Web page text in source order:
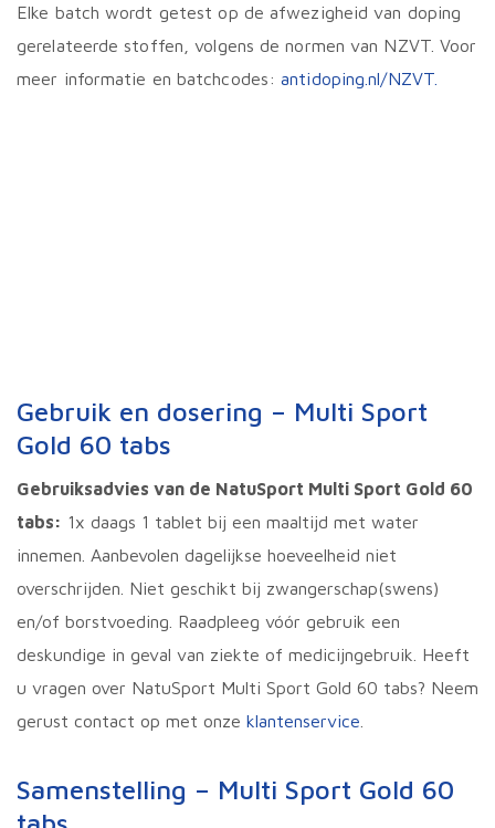
Elke batch wordt getest op de afwezigheid van doping
gerelateerde stoffen, volgens de normen van NZVT. Voor
meer informatie en batchcodes:antidoping.nl/NZVT.
Gebruik en dosering – Multi Sport
Gold 60 tabs
Gebruiksadvies van de NatuSport Multi Sport Gold 60
tabs: 1x daags 1 tablet bij een maaltijd met water
innemen. Aanbevolen dagelijkse hoeveelheid niet
overschrijden. Niet geschikt bij zwangerschap(swens)
en/of borstvoeding. Raadpleeg vóór gebruik een
deskundige in geval van ziekte of medicijngebruik. Heeft
u vragen over NatuSport Multi Sport Gold 60 tabs? Neem
gerust contact op met onze klantenservice
Samenstelling – Multi Sport Gold 60